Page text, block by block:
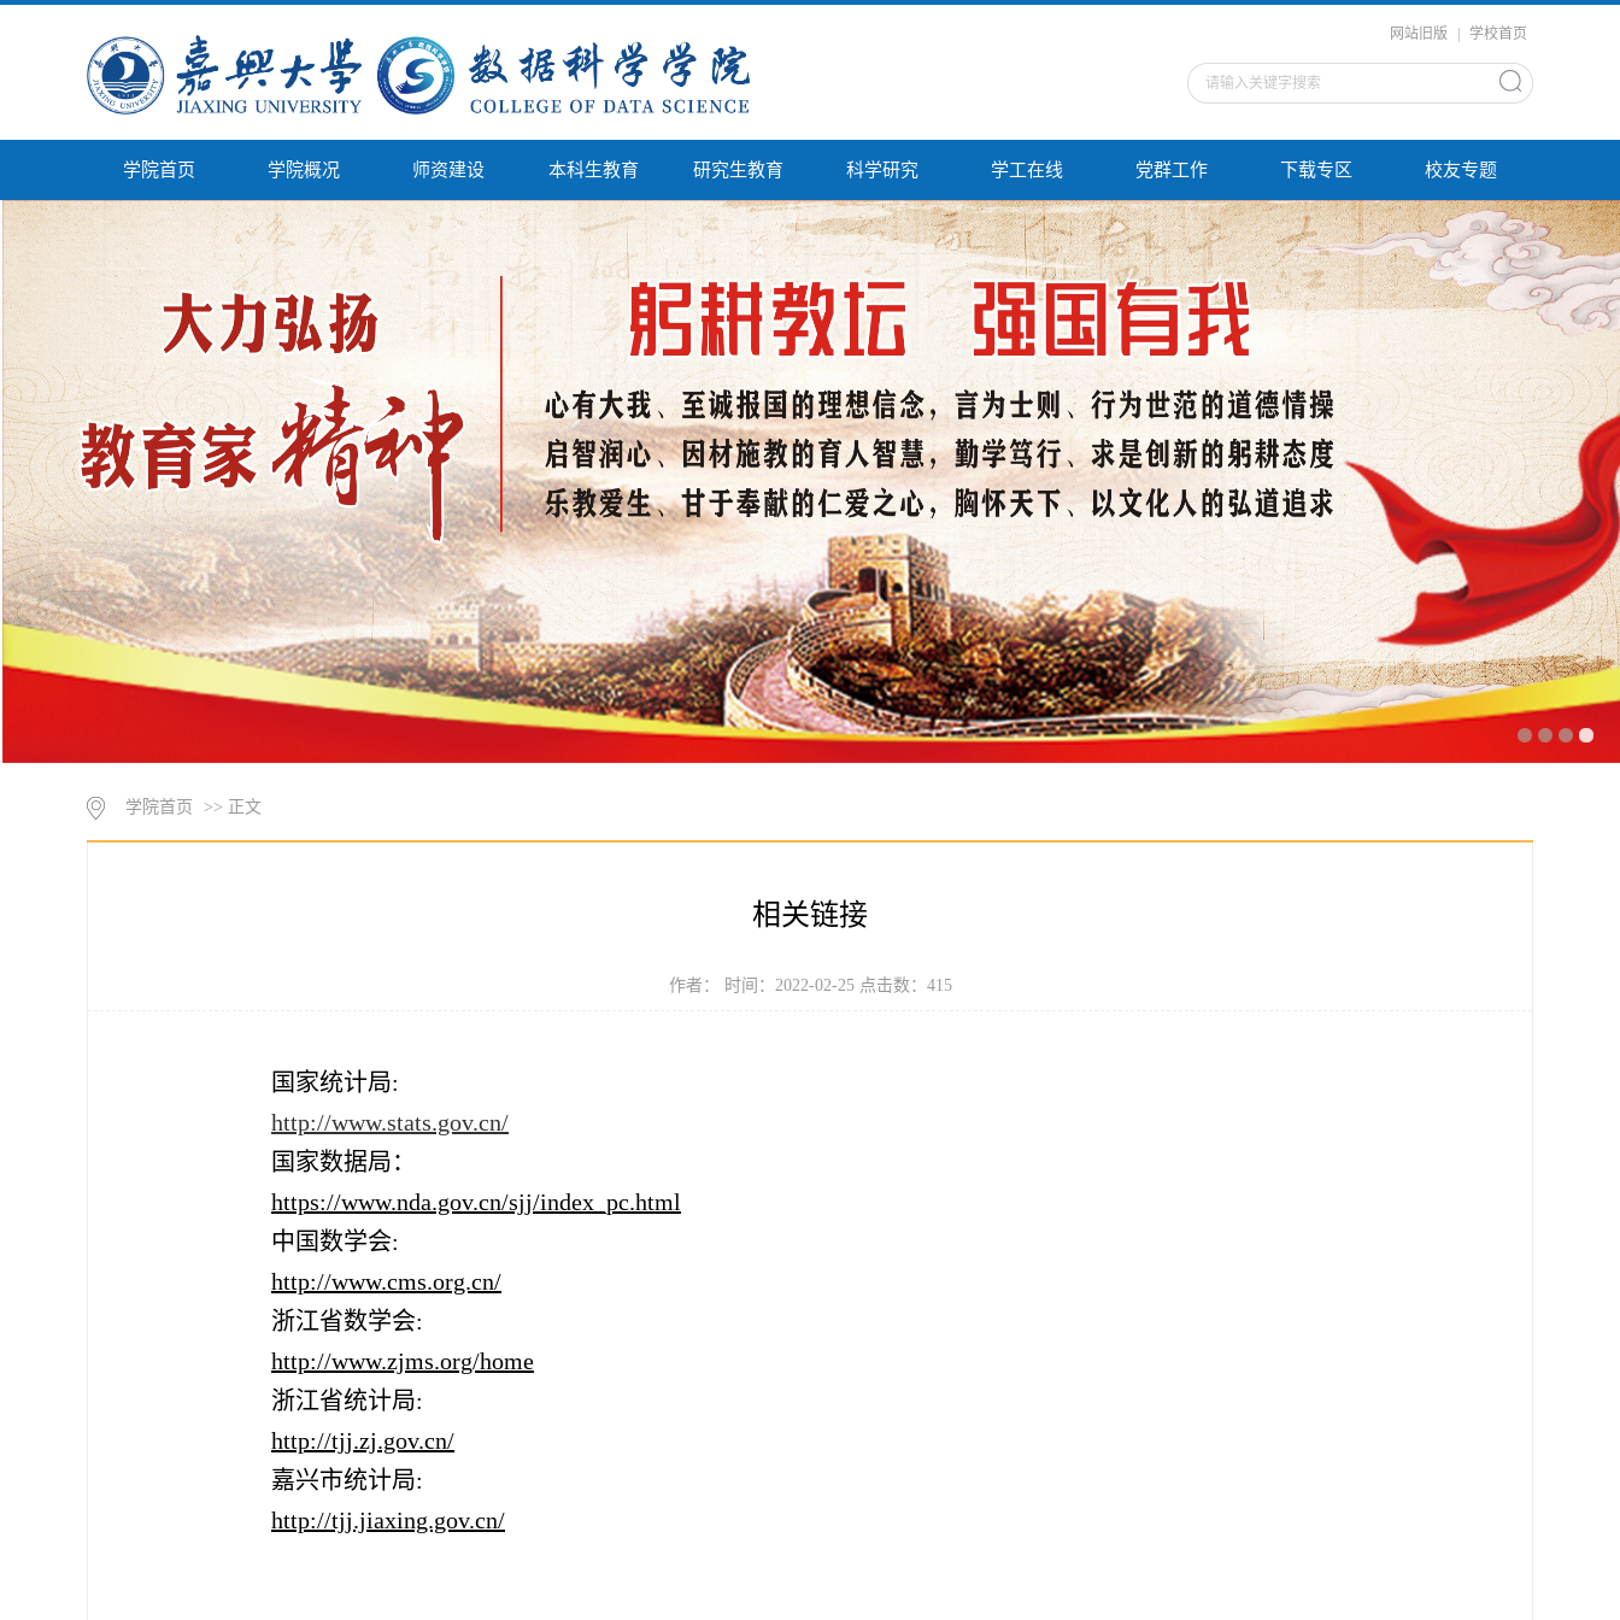
网站旧版 学校首页
学院首页 学院概况 师资建设 本科生教育 研究生教育 科学研究 学工在线 党群工作 下载专区 校友专题
学院首页 >> 正文
相关链接
作者： 时间：2022-02-25 点击数： 415
国家统计局:
http://www.stats.gov.cn/
国家数据局：
https://www.nda.gov.cn/sjj/index_pc.html
中国数学会:
http://www.cms.org.cn/
浙江省数学会:
http://www.zjms.org/home
浙江省统计局:
http://tjj.zj.gov.cn/
嘉兴市统计局:
http://tjj.jiaxing.gov.cn/